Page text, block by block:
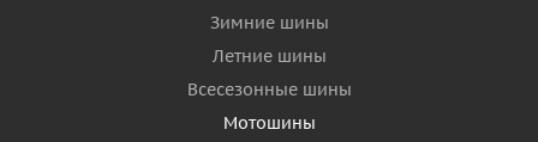
Зимние шины
Летние шины
Всесезонные шины
Мотошины